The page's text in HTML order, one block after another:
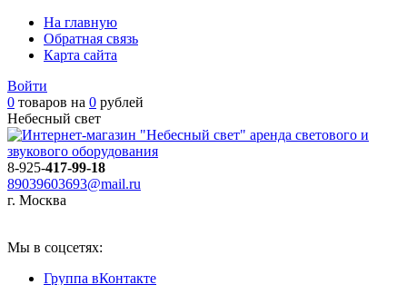
На главную
Обратная связь
Карта сайта
Войти
0 товаров на 0 рублей
Небесный свет
аренда светового и
звукового оборудования
8-925-417-99-18
89039603693@mail.ru
г. Москва
Мы в соцсетях:
Группа вКонтакте